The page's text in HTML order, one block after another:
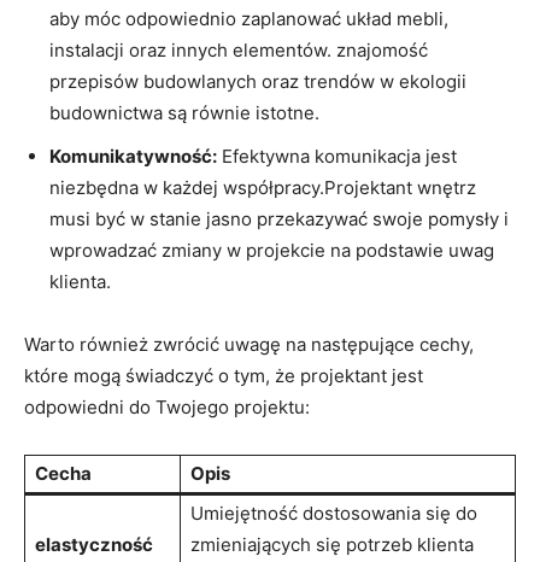
aby móc odpowiednio‌ zaplanować układ ‍mebli,
⁢instalacji oraz innych elementów. znajomość ​
przepisów budowlanych oraz trendów w ekologii
budownictwa są ⁤równie⁢ istotne.
Komunikatywność: Efektywna komunikacja jest
niezbędna w każdej współpracy.Projektant ⁣wnętrz
musi być w stanie ⁤jasno przekazywać swoje pomysły i
wprowadzać zmiany w projekcie na podstawie ⁣uwag
klienta.
Warto również zwrócić uwagę na następujące cechy,
które mogą świadczyć o tym, że projektant jest
odpowiedni do ‍Twojego projektu:
Cecha Opis
elastyczność
Umiejętność dostosowania się do
zmieniających ‍się potrzeb klienta